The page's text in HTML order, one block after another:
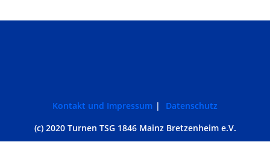
Kontakt und Impressum
Datenschutz
(c) 2020 Turnen TSG 1846 Mainz Bretzenheim e.V.